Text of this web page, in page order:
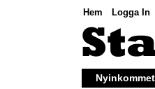
Hem Logga In
Nyinkommet